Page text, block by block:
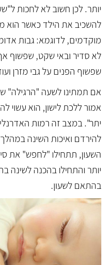
יותר. לכן חשוב לא לחכות
להשכיב את הילד כאשר הוא
מוקדמים, לדוגמא: גבות
לא סדיר ובאי שקט, שפשוף
שפשוף הפנים על גבי מזרן
אם תמתינו לשעה "הרגילה"
אמור ללכת לישון, הוא עשוי
יתר". במצב זה רמות
להירדם ואיכות השינה
השעון, תתחילו "לחפש" את
יותר והתחילו בהכנה לשינה
בהתאם לשעון.